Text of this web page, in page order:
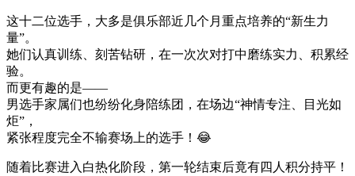
这十二位选手，大多是俱乐部近几个月重点培养的“新生力
量”。
她们认真训练、刻苦钻研，在一次次对打中磨练实力、积累经
验。
而更有趣的是——
男选手家属们也纷纷化身陪练团，在场边“神情专注、目光如
炬”，
紧张程度完全不输赛场上的选手！😂
随着比赛进入白热化阶段，第一轮结束后竟有四人积分持平！